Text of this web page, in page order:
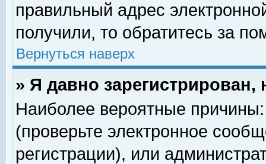
правильный адрес
получили, то обратитесь за
Вернуться наверх
» Я давно
Наиболее вероятные
(проверьте электронное
регистрации), или